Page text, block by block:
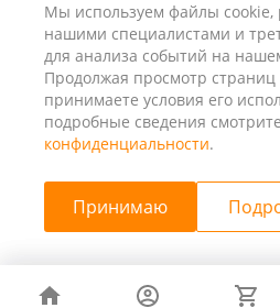
Мы используем файлы cookie,
нашими специалистами и
для анализа событий на
Продолжая просмотр
принимаете условия его
подробные сведения смотрите
конфиденциальности.
Принимаю
© 2026 ООО «25 Киловатт» ИНН
защищены